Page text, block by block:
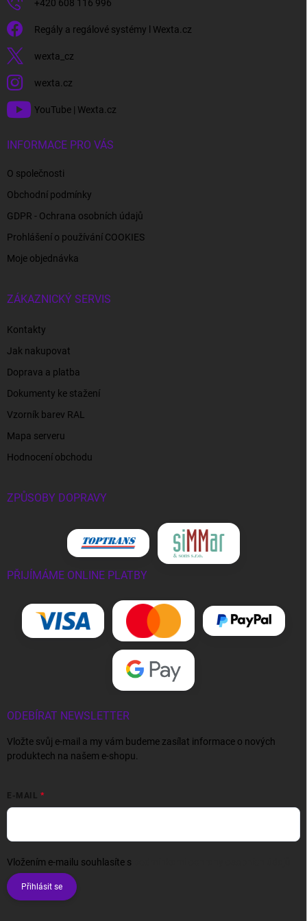
+420 608 116 996
Regály a regálové systémy l Wexta.cz
wexta_cz
wexta.cz
YouTube | Wexta.cz
INFORMACE PRO VÁS
O společnosti
Obchodní podmínky
GDPR - Ochrana osobních údajů
Prohlášení o používání COOKIES
Moje objednávka
ZÁKAZNICKÝ SERVIS
Kontakty
Jak nakupovat
Doprava a platba
Dokumenty ke stažení
Vzorník barev RAL
Mapa serveru
Hodnocení obchodu
ZPŮSOBY DOPRAVY
PŘIJÍMÁME ONLINE PLATBY
ODEBÍRAT NEWSLETTER
Vložte svůj e-mail a my vám budeme zasílat informace o nových
produktech na našem e-shopu.
E-MAIL
Vložením e-mailu souhlasíte s
Přihlásit se